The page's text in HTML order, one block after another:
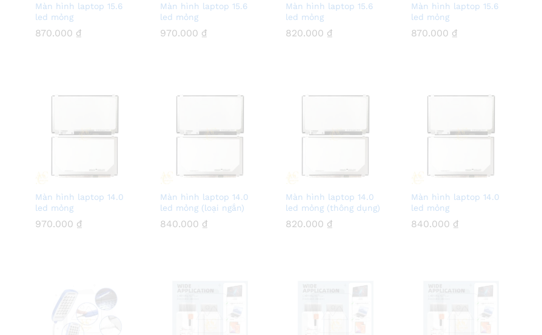
Màn hình laptop 15.6
led mỏng
870.000 ₫
870.000 ₫
Màn hình laptop 15.6
led mỏng
970.000 ₫
970.000 ₫
Màn hình laptop 15.6
led mỏng
820.000 ₫
820.000 ₫
Màn hình laptop 15.6
led mỏng
870.000 ₫
870.000 ₫
Màn hình laptop 14.0
led mỏng
970.000 ₫
970.000 ₫
Màn hình laptop 14.0
led mỏng (loại ngắn)
840.000 ₫
840.000 ₫
Màn hình laptop 14.0
led mỏng (thông dụng)
820.000 ₫
820.000 ₫
Màn hình laptop 14.0
led mỏng
840.000 ₫
840.000 ₫